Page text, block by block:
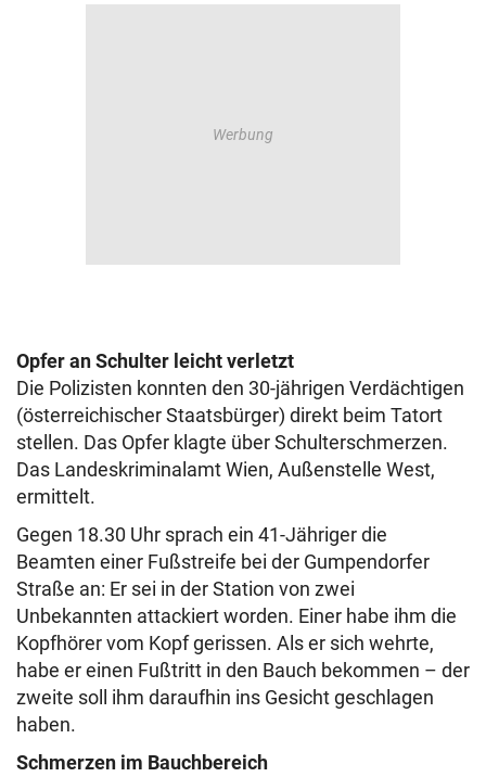
Opfer an Schulter leicht verletzt
Die Polizisten konnten den 30-jährigen Verdächtigen
(österreichischer Staatsbürger) direkt beim Tatort
stellen. Das Opfer klagte über Schulter­schmerzen.
Das Landeskriminalamt Wien, Außenstelle West,
ermittelt.
Gegen 18.30 Uhr sprach ein 41-Jähriger die
Beamten einer Fußstreife bei der Gumpendorfer
Straße an: Er sei in der Station von zwei
Unbekannten attackiert worden. Einer habe ihm die
Kopfhörer vom Kopf gerissen. Als er sich wehrte,
habe er einen Fußtritt in den Bauch bekommen – der
zweite soll ihm daraufhin ins Gesicht geschlagen
haben.
Schmerzen im Bauchbereich